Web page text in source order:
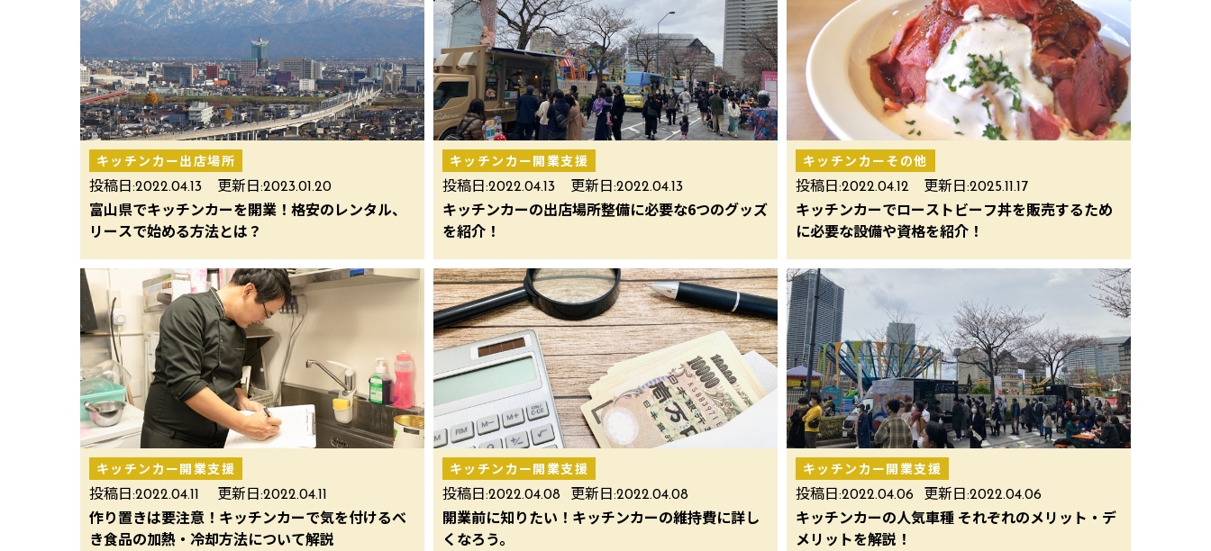
キッチンカー出店場所
投稿日:2022.04.13 更新日:2023.01.20
富山県でキッチンカーを開業！格安のレンタル、
リースで始める方法とは？
キッチンカー開業支援
投稿日:2022.04.13 更新日:2022.04.13
キッチンカーの出店場所整備に必要な6つのグッズ
を紹介！
キッチンカーその他
投稿日:2022.04.12 更新日:2025.11.17
キッチンカーでローストビーフ丼を販売するため
に必要な設備や資格を紹介！
キッチンカー開業支援
投稿日:2022.04.11 更新日:2022.04.11
作り置きは要注意！キッチンカーで気を付けるべ
き食品の加熱・冷却方法について解説
キッチンカー開業支援
投稿日:2022.04.08 更新日:2022.04.08
開業前に知りたい！キッチンカーの維持費に詳し
くなろう。
キッチンカー開業支援
投稿日:2022.04.06 更新日:2022.04.06
キッチンカーの人気車種 それぞれのメリット・デ
メリットを解説！